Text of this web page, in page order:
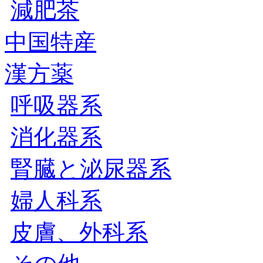
減肥茶
中国特産
漢方薬
呼吸器系
消化器系
腎臓と泌尿器系
婦人科系
皮膚、外科系